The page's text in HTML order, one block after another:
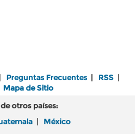
| Preguntas Frecuentes | RSS |
Mapa de Sitio
otros países:
| México